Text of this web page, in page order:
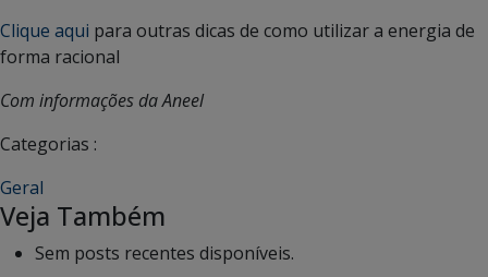
Clique aqui para outras dicas de como utilizar a energia de
forma racional
Com informações da Aneel
Categorias :
Geral
Veja Também
Sem posts recentes disponíveis.